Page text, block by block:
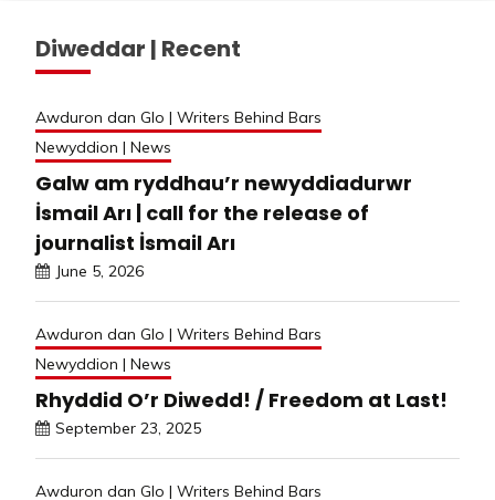
Diweddar | Recent
Awduron dan Glo | Writers Behind Bars
Newyddion | News
Galw am ryddhau’r newyddiadurwr
İsmail Arı | call for the release of
journalist İsmail Arı
June 5, 2026
Awduron dan Glo | Writers Behind Bars
Newyddion | News
Rhyddid O’r Diwedd! / Freedom at Last!
September 23, 2025
Awduron dan Glo | Writers Behind Bars